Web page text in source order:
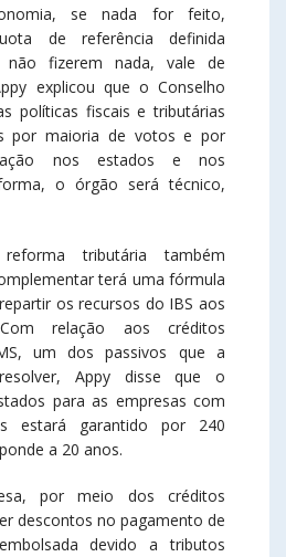
se nada for feito,
de referência definida
não fizerem nada, vale de
explicou que o Conselho
políticas fiscais e tributárias
por maioria de votos e por
nos estados e nos
o órgão será técnico,
tributária também
terá uma fórmula
os recursos do IBS aos
relação aos créditos
um dos passivos que a
Appy disse que o
para as empresas com
estará garantido por 240
a 20 anos.
por meio dos créditos
descontos no pagamento de
devido a tributos